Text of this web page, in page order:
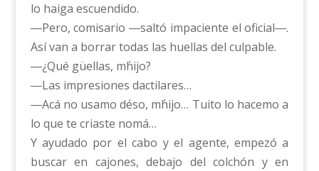
lo haiga escuendido.
―Pero, comisario ―saltó impaciente el oficial―.
Así van a borrar todas las huellas del culpable.
―¿Qué güellas, m΄hijo?
―Las impresiones dactilares…
―Acá no usamo d΄eso, m΄hijo… Tuito lo hacemo a
lo que te criaste nomá…
Y ayudado por el cabo y el agente, empezó a
buscar en cajones, debajo del colchón y en